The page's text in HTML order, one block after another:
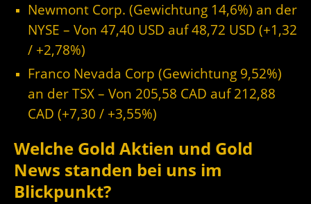
Newmont Corp. (Gewichtung 14,6%) an der
NYSE – Von 47,40 USD auf 48,72 USD (+1,32
/ +2,78%)
Franco Nevada Corp (Gewichtung 9,52%)
an der TSX – Von 205,58 CAD auf 212,88
CAD (+7,30 / +3,55%)
Welche Gold Aktien und Gold
News standen bei uns im
Blickpunkt?